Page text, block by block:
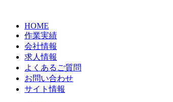
HOME
作業実績
会社情報
求人情報
よくあるご質問
お問い合わせ
サイト情報